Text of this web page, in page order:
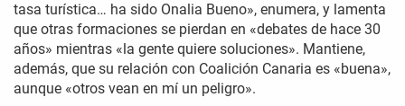
tasa turística… ha sido Onalia Bueno», enumera, y lamenta
que otras formaciones se pierdan en «debates de hace 30
años» mientras «la gente quiere soluciones». Mantiene,
además, que su relación con Coalición Canaria es «buena»,
aunque «otros vean en mí un peligro».